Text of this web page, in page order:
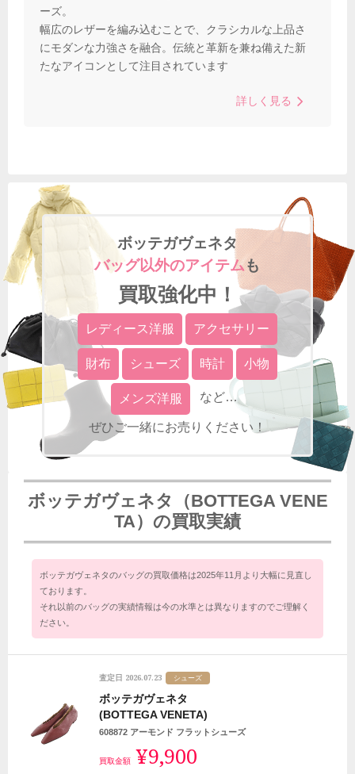
ーズ。
幅広のレザーを編み込むことで、クラシカルな上品さ
にモダンな力強さを融合。伝統と革新を兼ね備えた新
たなアイコンとして注目されています
詳しく見る
ボッテガヴェネタ
バッグ以外のアイテムも
買取強化中！
レディース洋服 アクセサリー
財布 シューズ 時計 小物
メンズ洋服
ぜひご一緒にお売りください！
ボッテガヴェネタ（BOTTEGA VENE
TA）の買取実績
ボッテガヴェネタのバッグの買取価格は2025年11月より大幅に見直し
ております。
それ以前のバッグの実績情報は今の水準とは異なりますのでご理解く
ださい。
査定日 2026.07.23 シューズ
ボッテガヴェネタ
(BOTTEGA VENETA)
608872 アーモンド フラットシューズ
買取金額 ¥9,900